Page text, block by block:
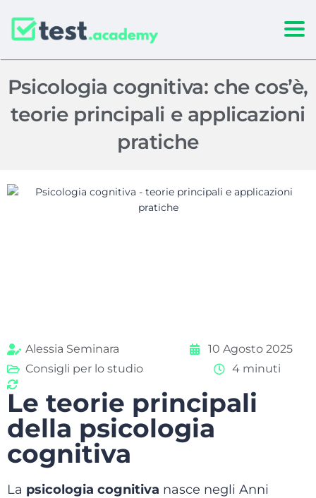
Psicologia cognitiva: che cos’è,
teorie principali e applicazioni
pratiche
Alessia Seminara
10 Agosto 2025
Consigli per lo studio
4 minuti
Le teorie principali
della psicologia
cognitiva
La psicologia cognitiva nasce negli Anni